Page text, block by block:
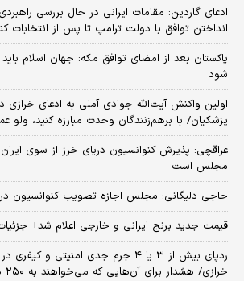
ادعای گاردین: مقامات ایرانی در حال بررسی
انداختن توافق با دولت ترامپ تا پس از انتخابات
پاکستان بعد از امضای توافق مکه: جهان اسلام باید
شود
اولین واکنش آیت‌الله جوادی آملی به ادعای خرازی
پزشکیان/ با برهم‌زنندگان وحدت مبارزه کنید، ولو
عراقچی: پذیرش کنوانسیون دریای خرز از سوی
مجلس است
حاجی دلیگانی: مجلس اجازه تصویب کنوانسیون
قیمت جدید برنج ایرانی و خارجی اعلام شد+
ردپای بیش از ۳ یا ۴ جرم جدی امنیتی و
خرازی/ هشدار برای آن‌هایی که می‌خواهند به ۲۵۰ هزار نفر بپیوندند